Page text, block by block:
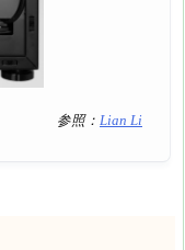
参照： Lian Li